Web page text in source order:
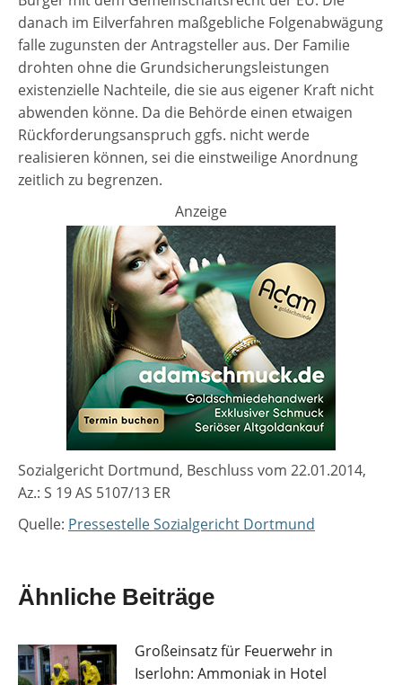
danach im Eilverfahren maßgebliche Folgenabwägung
falle zugunsten der Antragsteller aus. Der Familie
drohten ohne die Grundsicherungsleistungen
existenzielle Nachteile, die sie aus eigener Kraft nicht
abwenden könne. Da die Behörde einen etwaigen
Rückforderungsanspruch ggfs. nicht werde
realisieren können, sei die einstweilige Anordnung
zeitlich zu begrenzen.
Anzeige
Sozialgericht Dortmund, Beschluss vom 22.01.2014,
Az.: S 19 AS 5107/13 ER
Quelle: Pressestelle Sozialgericht Dortmund
Ähnliche Beiträge
Großeinsatz für Feuerwehr in
Iserlohn: Ammoniak in Hotel